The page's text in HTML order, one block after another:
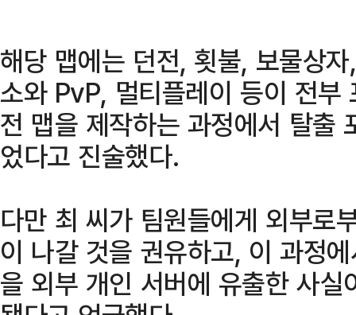
해당 맵에는 던전, 횟불, 보물상
소와 PvP, 멀티플레이 등이 전부
전 맵을 제작하는 과정에서 탈출
었다고 진술했다.
다만 최 씨가 팀원들에게 외부로
이 나갈 것을 권유하고, 이 과정
을 외부 개인 서버에 유출한 사